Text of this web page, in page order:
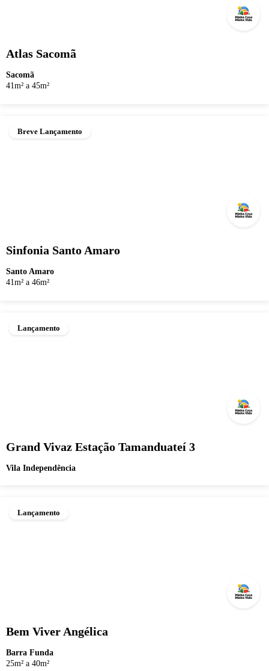
Atlas Sacomã
Sacomã
41m² a 45m²
Breve Lançamento
Sinfonia Santo Amaro
Santo Amaro
41m² a 46m²
Lançamento
Grand Vivaz Estação Tamanduateí 3
Vila Independência
Lançamento
Bem Viver Angélica
Barra Funda
25m² a 40m²